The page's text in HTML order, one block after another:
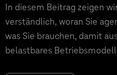
In diesem Beitrag zeigen
verständlich, woran Sie
was Sie brauchen, damit
belastbares